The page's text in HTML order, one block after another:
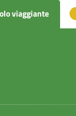
viaggiante